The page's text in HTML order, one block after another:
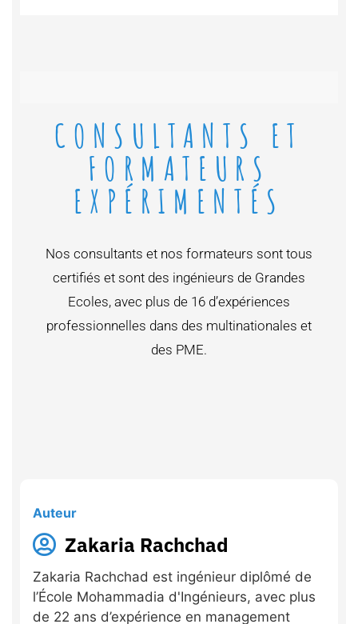
CONSULTANTS ET
FORMATEURS
EXPÉRIMENTÉS
Nos consultants et nos formateurs sont tous
certifiés et sont des ingénieurs de Grandes
Ecoles, avec plus de 16 d’expériences
professionnelles dans des multinationales et
des PME.
Auteur
Zakaria Rachchad
Zakaria Rachchad est ingénieur diplômé de
l’École Mohammadia d'Ingénieurs, avec plus
de 22 ans d’expérience en management